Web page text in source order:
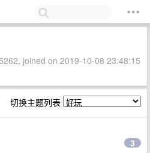
joined on 2019-10-08 23:48:15
切换主题列表
3